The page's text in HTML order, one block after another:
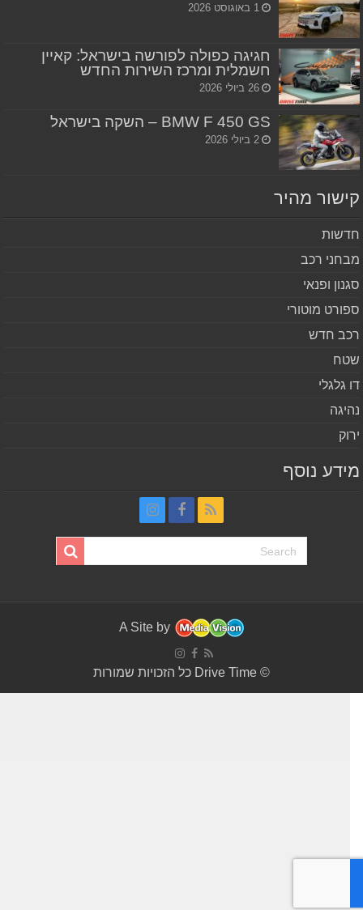
1 באוגוסט 2026
חגיגה כפולה לפורשה בישראל: קאיין
חשמלית ומרכז השירות החדש
26 ביולי 2026
BMW F 450 GS – השקה בישראל
2 ביולי 2026
מהיר
רכב
ופנאי
מוטורי
חדש
גלגלי
נוסף
A Site by